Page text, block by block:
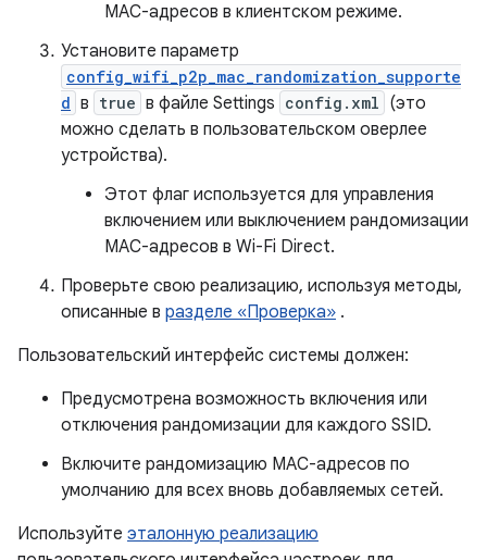
MAC-адресов в клиентском режиме.
Установите параметр
config_wifi_p2p_mac_randomization_supporte
d в true в файле Settings config.xml (это
можно сделать в пользовательском оверлее
устройства).
Этот флаг используется для управления
включением или выключением рандомизации
MAC-адресов в Wi-Fi Direct.
Проверьте свою реализацию, используя методы,
описанные в разделе «Проверка» .
Пользовательский интерфейс системы должен:
Предусмотрена возможность включения или
отключения рандомизации для каждого SSID.
Включите рандомизацию MAC-адресов по
умолчанию для всех вновь добавляемых сетей.
Используйте эталонную реализацию